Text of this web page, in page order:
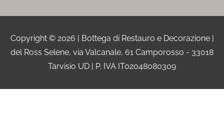
Copyright © 2026 | Bottega di Restauro e Decorazione|
del Ross Selene, via Valcanale, 61 Camporosso - 33018
Tarvisio UD | P. IVA IT02048080309